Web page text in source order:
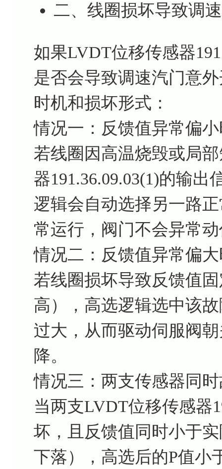
二、线圈损坏导致调
如果LVDT位移传感器
是否会导致调速汽门意
时机和损坏形式：
情况一：反馈值异常偏
若线圈因高温烧毁或局
器191.36.09.03(1)的输
逻辑会自动选择另一路
常运行，阀门不会异常
情况二：反馈值异常偏
若线圈损坏导致反馈值
高），高选逻辑选中该
过大，从而驱动伺服阀
降。
情况三：两支传感器同
当两支LVDT位移传感器
坏，且反馈值同时小于
下落），高选后的P值小